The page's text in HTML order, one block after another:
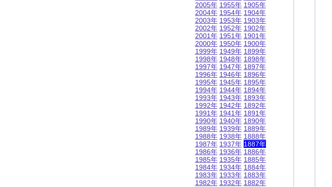
2005年
2004年
2003年
2002年
2001年
2000年
1999年
1998年
1997年
1996年
1995年
1994年
1993年
1992年
1991年
1990年
1989年
1988年
1987年
1986年
1985年
1984年
1983年
1982年
1955年
1954年
1953年
1952年
1951年
1950年
1949年
1948年
1947年
1946年
1945年
1944年
1943年
1942年
1941年
1940年
1939年
1938年
1937年
1936年
1935年
1934年
1933年
1932年
1905年
1904年
1903年
1902年
1901年
1900年
1899年
1898年
1897年
1896年
1895年
1894年
1893年
1892年
1891年
1890年
1889年
1888年
1887年
1886年
1885年
1884年
1883年
1882年